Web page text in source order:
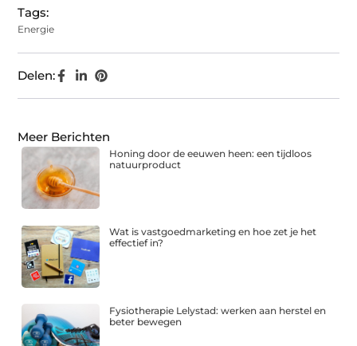
Tags:
Energie
Delen:
Meer Berichten
Honing door de eeuwen heen: een tijdloos
natuurproduct
Wat is vastgoedmarketing en hoe zet je het
effectief in?
Fysiotherapie Lelystad: werken aan herstel en
beter bewegen